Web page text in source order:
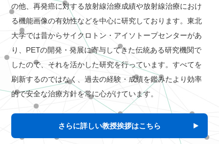
の他、再発癌に対する放射線治療成績や放射線治療におけ
る機能画像の有効性などを中心に研究しております。東北
大学では昔からサイクロトン・アイソトープセンターがあ
り、PETの開発・発展に寄与してきた伝統ある研究機関で
したので、それを活かした研究を行っています。すべてを
刷新するのではなく、過去の経験・成績を鑑みたより効率
的で安全な治療方針を常に心がけています。
さらに詳しい教授挨拶はこちら